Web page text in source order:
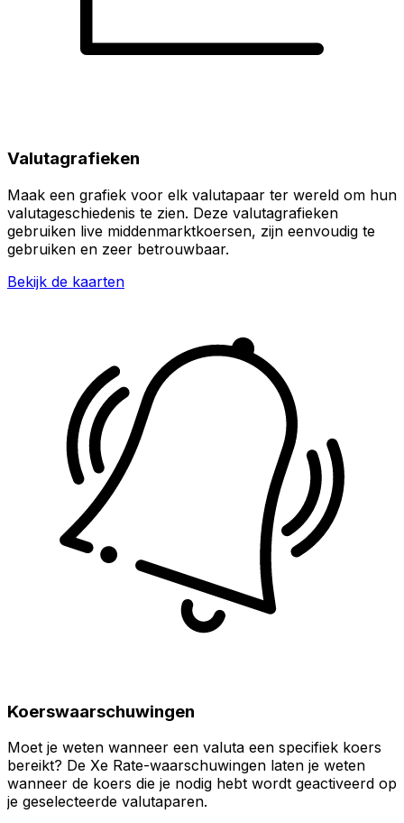
Valutagrafieken
Maak een grafiek voor elk valutapaar ter wereld om hun
valutageschiedenis te zien. Deze valutagrafieken
gebruiken live middenmarktkoersen, zijn eenvoudig te
gebruiken en zeer betrouwbaar.
Bekijk de kaarten
Koerswaarschuwingen
Moet je weten wanneer een valuta een specifiek koers
bereikt? De Xe Rate-waarschuwingen laten je weten
wanneer de koers die je nodig hebt wordt geactiveerd op
je geselecteerde valutaparen.